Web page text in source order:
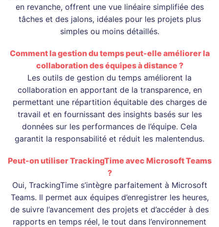
en revanche, offrent une vue linéaire simplifiée des
tâches et des jalons, idéales pour les projets plus
simples ou moins détaillés.
Comment la gestion du temps peut-elle améliorer la
collaboration des équipes à distance ?
Les outils de gestion du temps améliorent la
collaboration en apportant de la transparence, en
permettant une répartition équitable des charges de
travail et en fournissant des insights basés sur les
données sur les performances de l’équipe. Cela
garantit la responsabilité et réduit les malentendus.
Peut-on utiliser TrackingTime avec Microsoft Teams
?
Oui, TrackingTime s’intègre parfaitement à Microsoft
Teams. Il permet aux équipes d’enregistrer les heures,
de suivre l’avancement des projets et d’accéder à des
rapports en temps réel, le tout dans l’environnement